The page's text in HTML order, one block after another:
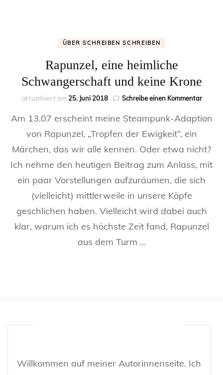
ÜBER SCHREIBEN SCHREIBEN
Rapunzel, eine heimliche
Schwangerschaft und keine Krone
aktualisiert am 25. Juni 2018 Schreibe einen Kommentarzu
eine
und
Krone
Am 13.07 erscheint meine Steampunk-Adaption
von Rapunzel, „Tropfen der Ewigkeit“, ein
Märchen, das wir alle kennen. Oder etwa nicht?
Ich nehme den heutigen Beitrag zum Anlass, mit
ein paar Vorstellungen aufzuräumen, die sich
(vielleicht) mittlerweile in unsere Köpfe
geschlichen haben. Vielleicht wird dabei auch
klar, warum ich es höchste Zeit fand, Rapunzel
aus dem Turm …
Willkommen auf meiner Autorinnenseite. Ich